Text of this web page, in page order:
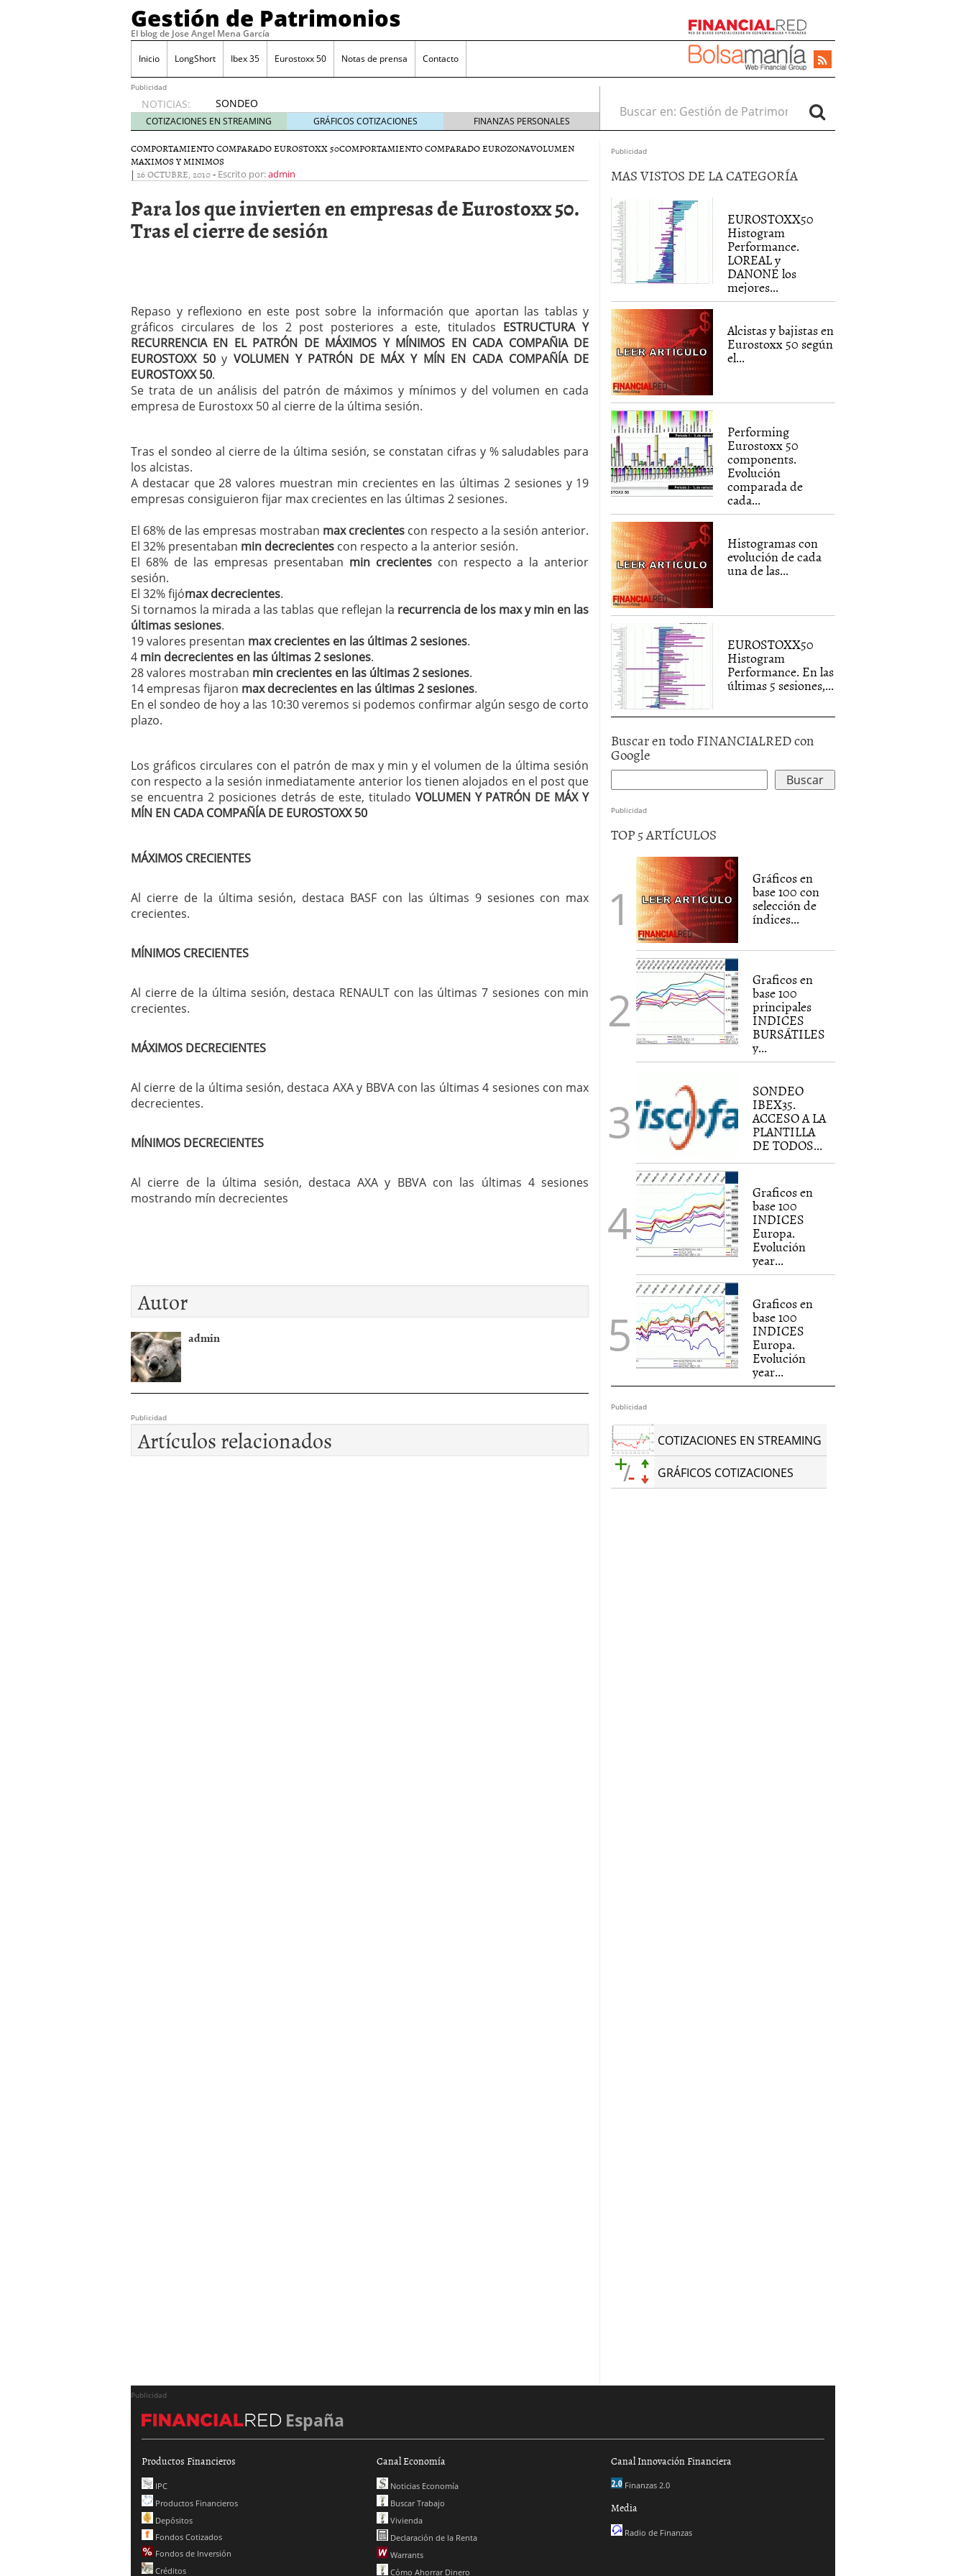
Gestión de Patrimonios
El blog de Jose Angel Mena García
Inicio LongShort Ibex 35 Eurostoxx 50 Notas de prensa Contacto
Publicidad
NOTICIAS:
SONDEO
IBEX35.
ACCESO
A LA
PLANTILLA
DE
LOS
VALORES
DE
SONDEO DIARIO IBEX35. Distancia de los valores de IBEX35 a m?ximos
anuales. Se constata progresivo alejamiento global de m?ximos anuales
mayo 28, 2013
Catalejo sobre IBEX35. SISM?METROS. Prosiguen a la baja desde el 13/mayo
y a?n tienen recorrido adicional mayo 24, 2013
CATALEJO SOBRE IBEX35. TERMOMETROS. Aún con recorrido a la baja para
alcanzar la zona de sobreventa y entonces si se podría apostar por un
rebote interesante
COTIZACIONES EN STREAMING GRÁFICOS COTIZACIONES FINANZAS PERSONALES
Buscar en:
COMPORTAMIENTO COMPARADO EUROSTOXX 50COMPORTAMIENTO COMPARADO EUROZONAVOLUMEN
MAXIMOS Y MINIMOS
| 26 OCTUBRE, 2010- Escrito por:admin
Para los que invierten en empresas de Eurostoxx 50.
Tras el cierre de sesión
Repaso y reflexiono en este post sobre la información que aportan las tablas y
gráficos circulares de los 2 post posteriores a este, titulados ESTRUCTURA Y
RECURRENCIA EN EL PATRÓN DE MÁXIMOS Y MÍNIMOS EN CADA COMPAÑIA DE
EUROSTOXX 50y VOLUMEN Y PATRÓN DE MÁX Y MÍN EN CADA COMPAÑÍA DE
EUROSTOXX 50.
Se trata de un análisis del patrón de máximos y mínimos y del volumen en cada
empresa de Eurostoxx 50 al cierre de la última sesión.
Tras el sondeo al cierre de la última sesión, se constatan cifras y % saludables para
los alcistas.
A destacar que 28 valores muestran min crecientes en las últimas 2 sesiones y 19
empresas consiguieron fijar max crecientes en las últimas 2 sesiones.
El 68% de las empresas mostraban max crecientes con respecto a la sesión anterior.
El 32% presentaban min decrecientes con respecto a la anterior sesión.
El 68% de las empresas presentaban min crecientescon respecto a la anterior
sesión.
El 32% fijómax decrecientes.
Si tornamos la mirada a las tablas que reflejan la recurrencia de los max y min en las
últimas sesiones.
19 valores presentan max crecientes en las últimas 2 sesiones.
4 min decrecientes en las últimas 2 sesiones.
28 valores mostraban min crecientes en las últimas 2 sesiones.
14 empresas fijaron max decrecientes en las últimas 2 sesiones.
En el sondeo de hoy a las 10:30 veremos si podemos confirmar algún sesgo de corto
plazo.
Los gráficos circulares con el patrón de max y min y el volumen de la última sesión
con respecto a la sesión inmediatamente anterior los tienen alojados en el post que
se encuentra 2 posiciones detrás de este, titulado VOLUMEN Y PATRÓN DE MÁX Y
MÍN EN CADA COMPAÑÍA DE EUROSTOXX 50
MÁXIMOS CRECIENTES
Al cierre de la última sesión, destaca BASF con las últimas 9 sesiones con max
crecientes.
MÍNIMOS CRECIENTES
Al cierre de la última sesión, destaca RENAULT con las últimas 7 sesiones con min
crecientes.
MÁXIMOS DECRECIENTES
Al cierre de la última sesión, destaca AXA y BBVA con las últimas 4 sesiones con max
decrecientes.
MÍNIMOS DECRECIENTES
Al cierre de la última sesión, destaca AXA y BBVA con las últimas 4 sesiones
mostrando mín decrecientes
Autor
admin
Publicidad
Artículos relacionados
Publicidad
MAS VISTOS DE LA CATEGORÍA
EUROSTOXX50
Histogram
Performance.
LOREAL y
DANONE los
mejores...
Alcistas y bajistas en
Eurostoxx 50 según
el...
Performing
Eurostoxx 50
components.
Evolución
comparada de
cada...
Histogramas con
evolución de cada
una de las...
EUROSTOXX50
Histogram
Performance. En las
últimas 5 sesiones,...
Buscar en todo FINANCIALRED con
Google
Publicidad
TOP 5 ARTÍCULOS
Gráficos en
base 100 con
selección de
índices...
Graficos en
base 100
principales
INDICES
BURSÁTILES
y...
SONDEO
IBEX35.
ACCESO A LA
PLANTILLA
DE TODOS...
Graficos en
base 100
INDICES
Europa.
Evolución
year...
Graficos en
base 100
INDICES
Europa.
Evolución
year...
Publicidad
COTIZACIONES EN STREAMING
GRÁFICOS COTIZACIONES
Publicidad
España
Productos Financieros
IPC
Productos Financieros
Depósitos
Fondos Cotizados
Fondos de Inversión
Créditos
Canal Economía
Noticias Economía
Buscar Trabajo
Vivienda
Declaración de la Renta
Warrants
Cómo Ahorrar Dinero
Canal Innovación Financiera
Finanzas 2.0
Media
Radio de Finanzas